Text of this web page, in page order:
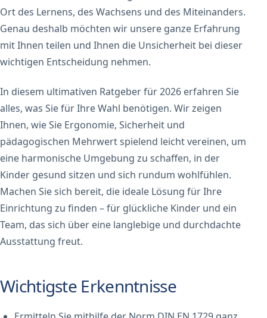
Ort des Lernens, des Wachsens und des Miteinanders.
Genau deshalb möchten wir unsere ganze Erfahrung
mit Ihnen teilen und Ihnen die Unsicherheit bei dieser
wichtigen Entscheidung nehmen.
In diesem ultimativen Ratgeber für 2026 erfahren Sie
alles, was Sie für Ihre Wahl benötigen. Wir zeigen
Ihnen, wie Sie Ergonomie, Sicherheit und
pädagogischen Mehrwert spielend leicht vereinen, um
eine harmonische Umgebung zu schaffen, in der
Kinder gesund sitzen und sich rundum wohlfühlen.
Machen Sie sich bereit, die ideale Lösung für Ihre
Einrichtung zu finden – für glückliche Kinder und ein
Team, das sich über eine langlebige und durchdachte
Ausstattung freut.
Wichtigste Erkenntnisse